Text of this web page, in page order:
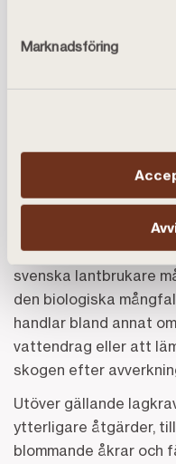
Marknadsföring
Genom att bruka och
betande djur och
Konkreta insatser
Från samhällets sida
mångfald genom
regulatoriska krav.
svenska lantbrukare
den biologiska
handlar bland annat
vattendrag eller att
skogen efter
Utöver gällande
ytterligare åtgärder,
blommande åkrar och